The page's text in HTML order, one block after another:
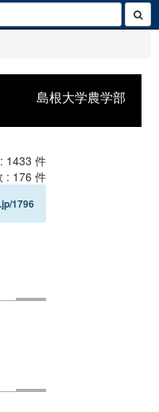
島根大学農学部
1433 件
: 176 件
1796